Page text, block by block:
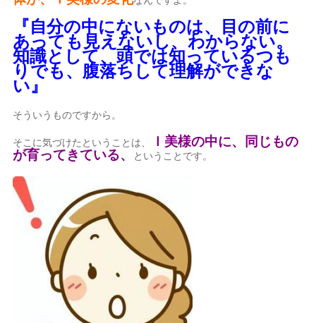
『自分の中にないものは、目の前に
あっても見えないし、わからない。
知識として、頭では知っているつも
りでも、腹落ちして理解ができな
い』
そういうものですから。
そこに気づけたということは、
Ｉ美様の中に、同じもの
が育ってきている、
ということです。